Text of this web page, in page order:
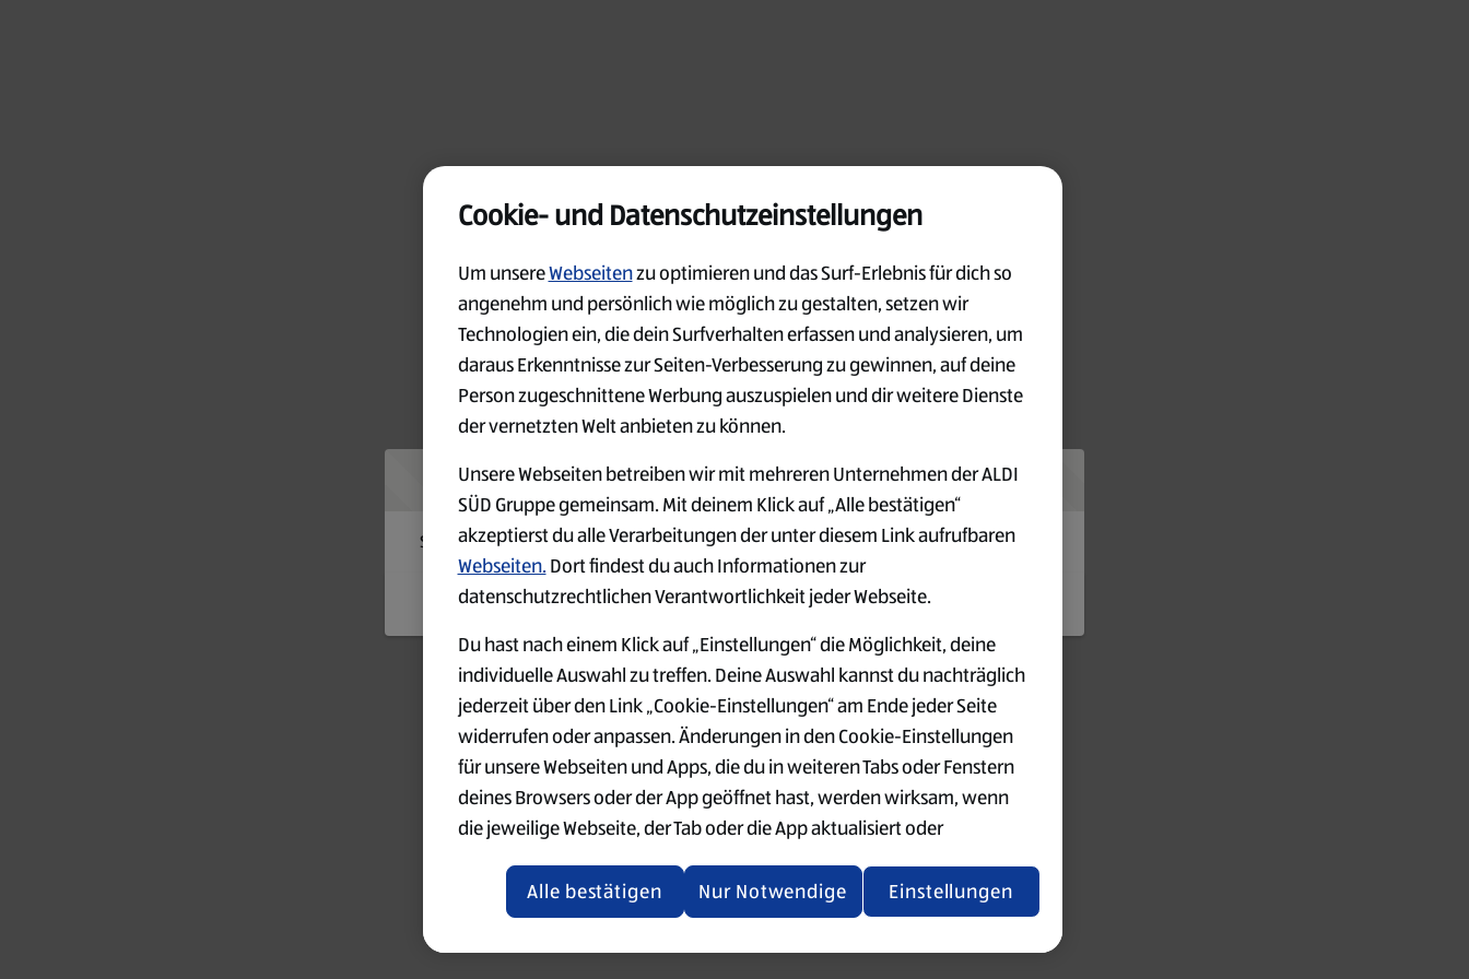
Oops!
Something went wrong. Please try refreshing the app
Refresh
Cookie- und Datenschutzeinstellungen
Um unsereWebseitenzu optimieren und das Surf-Erlebnis für dich so
angenehm und persönlich wie möglich zu gestalten, setzen wir
Technologien ein, die dein Surfverhalten erfassen und analysieren, um
daraus Erkenntnisse zur Seiten-Verbesserung zu gewinnen, auf deine
Person zugeschnittene Werbung auszuspielen und dir weitere Dienste
der vernetzten Welt anbieten zu können.
Unsere Webseiten betreiben wir mit mehreren Unternehmen der ALDI
SÜD Gruppe gemeinsam. Mit deinem Klick auf „Alle bestätigen“
akzeptierst du alle Verarbeitungen der unter diesem Link aufrufbaren
Webseiten.Dort findest du auch Informationen zur
datenschutzrechtlichen Verantwortlichkeit jeder Webseite.
Du hast nach einem Klick auf „Einstellungen“ die Möglichkeit, deine
individuelle Auswahl zu treffen. Deine Auswahl kannst du nachträglich
jederzeit über den Link „Cookie-Einstellungen“ am Ende jeder Seite
widerrufen oder anpassen. Änderungen in den Cookie-Einstellungen
für unsere Webseiten und Apps, die du in weiteren Tabs oder Fenstern
deines Browsers oder der App geöffnet hast, werden wirksam, wenn
die jeweilige Webseite, der Tab oder die App aktualisiert oder
geschlossen und anschließend wieder geöffnet werden.
Weitere Informationen stellen wir dir in unserer Datenschutzerklärung
Einstellungen
Nur Notwendige
Alle bestätigen